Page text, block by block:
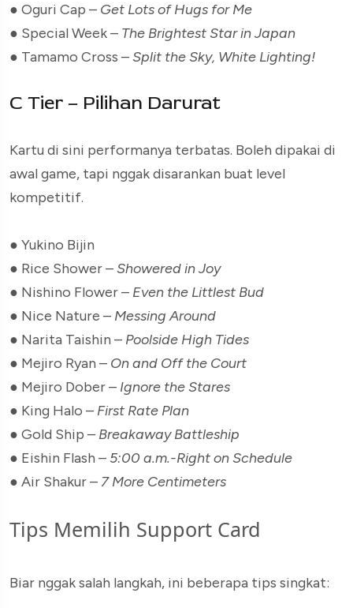
● Oguri Cap – Get Lots of Hugs for Me
● Special Week – The Brightest Star in Japan
● Tamamo Cross –Split the Sky, White Lighting!
C Tier – Pilihan Darurat
Kartu di sini performanya terbatas. Boleh dipakai di
awal game, tapi nggak disarankan buat level
kompetitif.
● Yukino Bijin
● Rice Shower –Showered in Joy
● Nishino Flower – Even the Littlest Bud
● Nice Nature – Messing Around
● Narita Taishin – Poolside High Tides
● Mejiro Ryan – On and Off the Court
● Mejiro Dober – Ignore the Stares
● King Halo – First Rate Plan
● Gold Ship – Breakaway Battleship
● Eishin Flash – 5:00 a.m.-Right on Schedule
● Air Shakur – 7 More Centimeters
Tips Memilih Support Card
Biar nggak salah langkah, ini beberapa tips singkat: